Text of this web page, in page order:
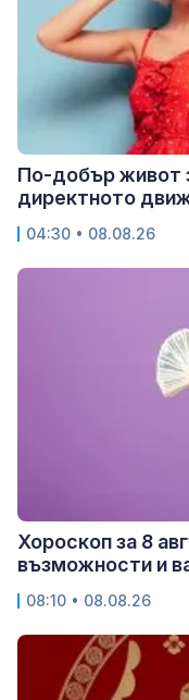
По-добър живот
директното
04:30 • 08.08.26
Хороскоп за 8
възможности и
08:10 • 08.08.26